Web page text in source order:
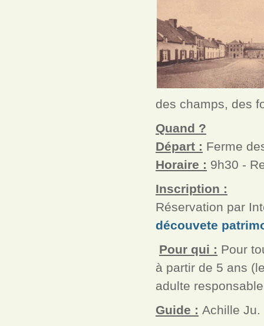
des champs, des
Quand ?
Départ : Ferme
Horaire : 9h30 -
Inscription :
Réservation par
découvete
Pour qui : Pour
à partir de 5 ans
adulte
Guide : Achille Ju.